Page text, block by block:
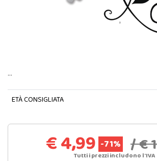
…
ETÀ CONSIGLIATA
€ 4,99 -71% / €
Tutti i prezzi includono l'IVA